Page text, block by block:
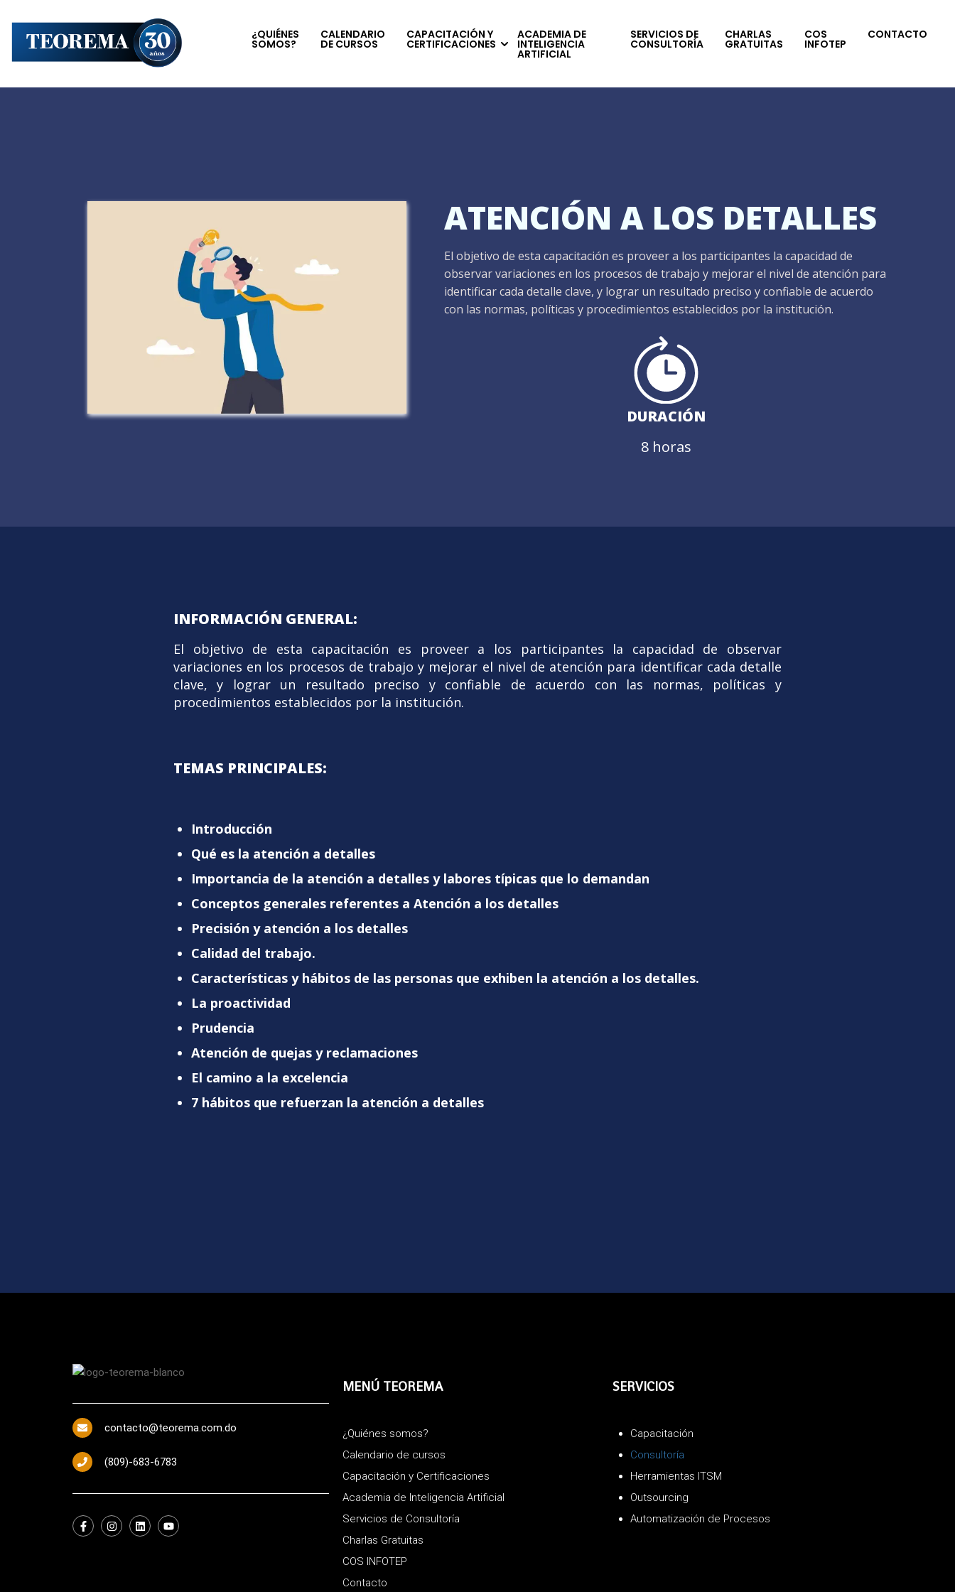
¿QUIÉNES
SOMOS?
CALENDARIO
DE CURSOS
CAPACITACIÓN Y
CERTIFICACIONES
ACADEMIA DE
INTELIGENCIA
ARTIFICIAL
SERVICIOS DE
CONSULTORÍA
CHARLAS
GRATUITAS
COS
INFOTEP
CONTACTO
ATENCIÓN A LOS DETALLES
El objetivo de esta capacitación es proveer a los participantes la capacidad de
observar variaciones en los procesos de trabajo y mejorar el nivel de atención para
identificar cada detalle clave, y lograr un resultado preciso y confiable de acuerdo
con las normas, políticas y procedimientos establecidos por la institución.
DURACIÓN
8 horas
INFORMACIÓN GENERAL:
El objetivo de esta capacitación es proveer a los participantes la capacidad de observar
variaciones en los procesos de trabajo y mejorar el nivel de atención para identificar cada detalle
clave, y lograr un resultado preciso y confiable de acuerdo con las normas, políticas y
procedimientos establecidos por la institución.
TEMAS PRINCIPALES:
Introducción
Qué es la atención a detalles
Importancia de la atención a detalles y labores típicas que lo demandan
Conceptos generales referentes a Atención a los detalles
Precisión y atención a los detalles
Calidad del trabajo.
Características y hábitos de las personas que exhiben la atención a los detalles.
La proactividad
Prudencia
Atención de quejas y reclamaciones
El camino a la excelencia
7 hábitos que refuerzan la atención a detalles
contacto@teorema.com.do
(809)-683-6783
MENÚ TEOREMA
¿Quiénes somos?
Calendario de cursos
Capacitación y Certificaciones
Academia de Inteligencia Artificial
Servicios de Consultoría
Charlas Gratuitas
COS INFOTEP
Contacto
SERVICIOS
Capacitación
Consultoría
Herramientas ITSM
Outsourcing
Automatización de Procesos